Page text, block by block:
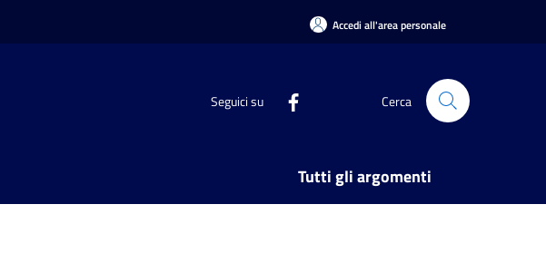
Accedi all'area personale
Seguici su Cerca
Tutti gli argomenti